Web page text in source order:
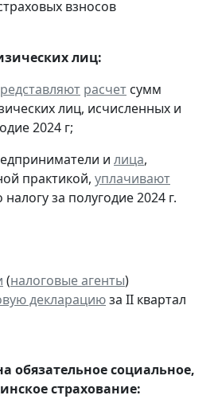
взносов
лиц:
расчет сумм
лиц, исчисленных и
2024 г;
и лица,
практикой, уплачивают
за полугодие 2024 г.
(налоговые агенты)
декларациюза II квартал
обязательное социальное,
страхование: